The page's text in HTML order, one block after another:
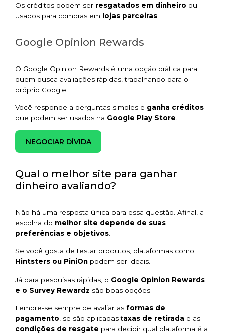
Os créditos podem ser resgatados em dinheiro ou
usados para compras em lojas parceiras
Google Opinion Rewards
O Google Opinion Rewards é uma opção prática para
quem busca avaliações rápidas, trabalhando para o
próprio Google.
Você responde a perguntas simples e ganha créditos
que podem ser usados na Google Play Store
NEGOCIAR DÍVIDA
Qual o melhor site para ganhar
dinheiro avaliando?
Não há uma resposta única para essa questão. Afinal, a
escolha do melhor site depende de suas
preferências e objetivos
Se você gosta de testar produtos, plataformas como
Hintsters ou PiniOn podem ser ideais.
Já para pesquisas rápidas, o Google Opinion Rewards
e o Survey Rewardz são boas opções.
Lembre-se sempre de avaliar as formas de
pagamento , se são aplicadas taxas de retirada e as
condições de resgate para decidir qual plataforma é a